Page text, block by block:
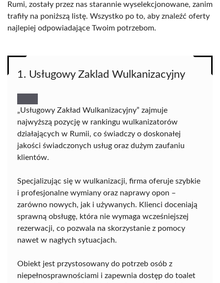
Rumi, zostały przez nas starannie wyselekcjonowane, zanim
trafiły na poniższą listę. Wszystko po to, aby znaleźć oferty
najlepiej odpowiadające Twoim potrzebom.
1. Usługowy Zaklad Wulkanizacyjny
„Usługowy Zakład Wulkanizacyjny” zajmuje
najwyższą pozycję w rankingu wulkanizatorów
działających w Rumii, co świadczy o doskonałej
jakości świadczonych usług oraz dużym zaufaniu
klientów.
Specjalizując się w wulkanizacji, firma oferuje szybkie
i profesjonalne wymiany oraz naprawy opon –
zarówno nowych, jak i używanych. Klienci doceniają
sprawną obsługę, która nie wymaga wcześniejszej
rezerwacji, co pozwala na skorzystanie z pomocy
nawet w nagłych sytuacjach.
Obiekt jest przystosowany do potrzeb osób z
niepełnosprawnościami i zapewnia dostęp do toalet